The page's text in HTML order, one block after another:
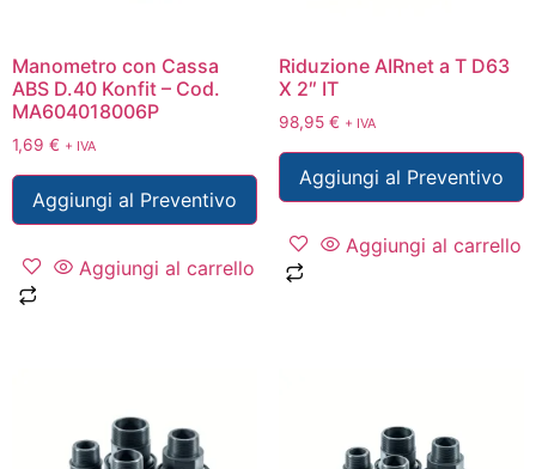
Manometro con Cassa
ABS D.40 Konfit – Cod.
MA604018006P
1,69 € + IVA
Aggiungi al Preventivo
Aggiungi al carrello
Riduzione AIRnet a T D63
X 2″ IT
98,95 € + IVA
Aggiungi al Preventivo
Aggiungi al carrello